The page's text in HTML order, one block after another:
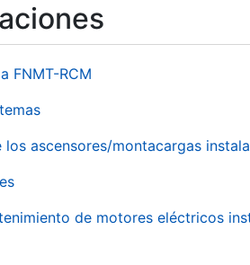
FNMT-RCM
ascensores/montacargas
de motores eléctricos